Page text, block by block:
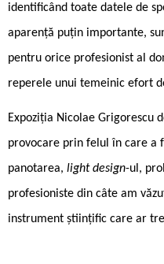
identificând toate datele de
aparență puțin importante,
pentru orice profesionist al
reperele unui temeinic efort
Expoziția Nicolae Grigorescu
provocare prin felul în care a
panotarea, light design-ul,
profesioniste din câte am
instrument științific care ar